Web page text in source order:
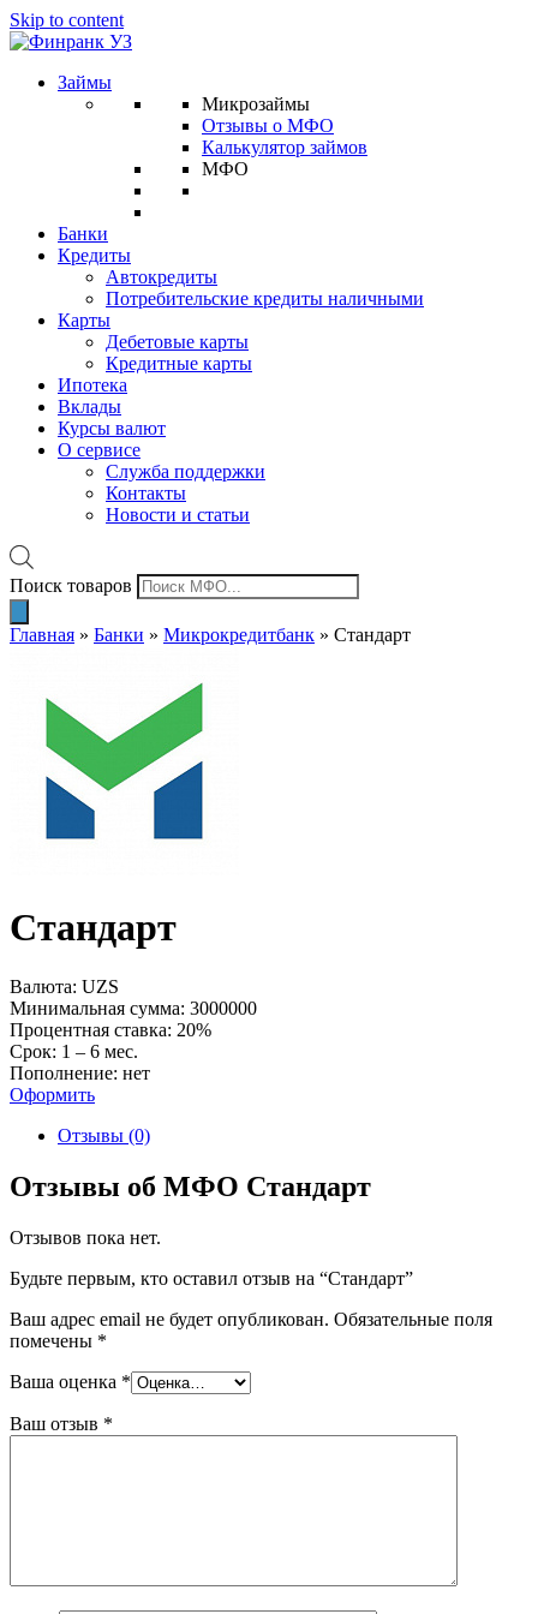
Skip to content
Займы
Микрозаймы
Отзывы о МФО
Калькулятор займов
МФО
Банки
Кредиты
Автокредиты
Потребительские кредиты наличными
Карты
Дебетовые карты
Кредитные карты
Ипотека
Вклады
Курсы валют
О сервисе
Служба поддержки
Контакты
Новости и статьи
Поиск товаров
Главная » Банки » Микрокредитбанк » Стандарт
Стандарт
Валюта: UZS
Минимальная сумма: 3000000
Процентная ставка: 20%
Срок: 1 – 6 мес.
Пополнение: нет
Оформить
Отзывы (0)
Отзывы об МФО Стандарт
Отзывов пока нет.
Будьте первым, кто оставил отзыв на “Стандарт”
Ваш адрес email не будет опубликован. Обязательные поля
помечены *
Ваша оценка *
Ваш отзыв *